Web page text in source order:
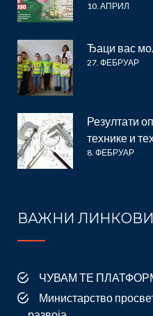
10. АПРИЛ
Ђаци вас
27. ФЕБРУАР
Резултати
технике и
8. ФЕБРУАР
ВАЖНИ
ЧУВАМ ТЕ
Министарство